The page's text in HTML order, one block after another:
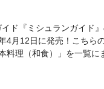
ド『ミシュランガイド
4月12日に発売！こちら
料理（和食）」を一覧に